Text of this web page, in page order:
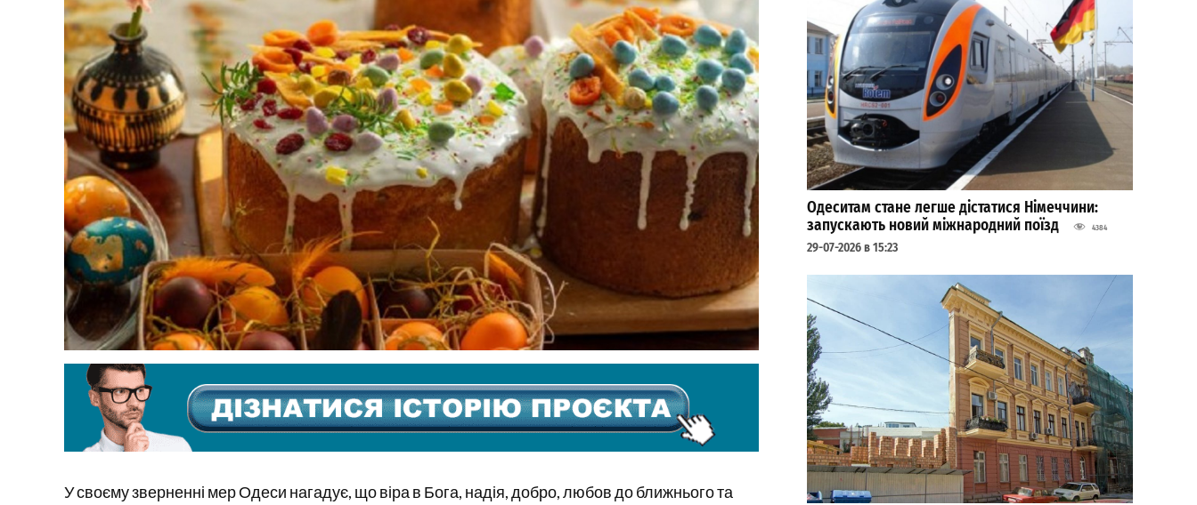
У своєму зверненні мер Одеси нагадує, що віра в Бога, надія, добро, любов до ближнього та
Одеситам стане легше дістатися Німеччини:
запускають новий міжнародний поїзд
4384
29-07-2026 в 15:23